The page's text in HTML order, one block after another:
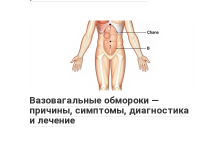
Вазовагальные обмороки —
причины, симптомы, диагностика
и лечение